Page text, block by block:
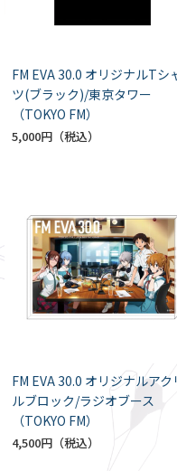
FM EVA 30.0 オリジナルTシ
ツ(ブラック)/東京タワー
（TOKYO FM）
5,000円
FM EVA 30.0 オリジナルアク
ルブロック/ラジオブース
（TOKYO FM）
4,500円